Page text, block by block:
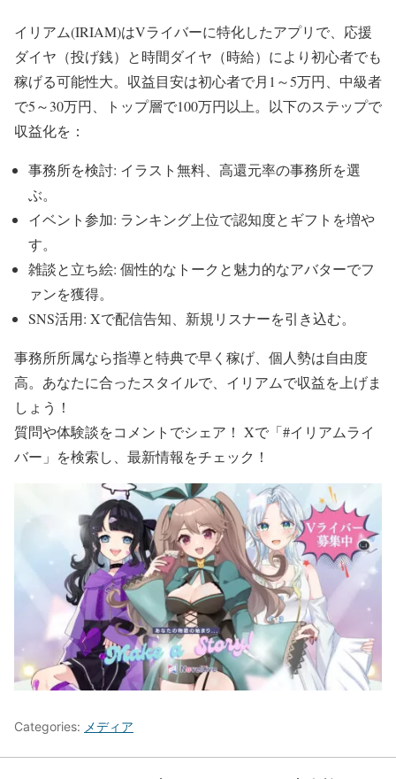
イリアム(IRIAM)はVライバーに特化したアプリで、応援
ダイヤ（投げ銭）と時間ダイヤ（時給）により初心者でも
稼げる可能性大。収益目安は初心者で月1～5万円、中級者
で5～30万円、トップ層で100万円以上。以下のステップで
収益化を：
事務所を検討: イラスト無料、高還元率の事務所を選
ぶ。
イベント参加: ランキング上位で認知度とギフトを増や
す。
雑談と立ち絵: 個性的なトークと魅力的なアバターでフ
ァンを獲得。
SNS活用: Xで配信告知、新規リスナーを引き込む。
事務所所属なら指導と特典で早く稼げ、個人勢は自由度
高。あなたに合ったスタイルで、イリアムで収益を上げま
しょう！
質問や体験談をコメントでシェア！ Xで「#イリアムライ
バー」を検索し、最新情報をチェック！
Categories: メディア